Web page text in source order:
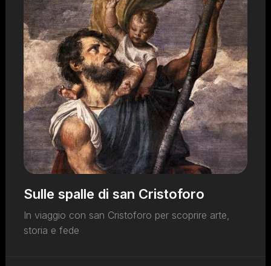
Sulle spalle di san Cristoforo
In viaggio con san Cristoforo per scoprire arte,
storia e fede